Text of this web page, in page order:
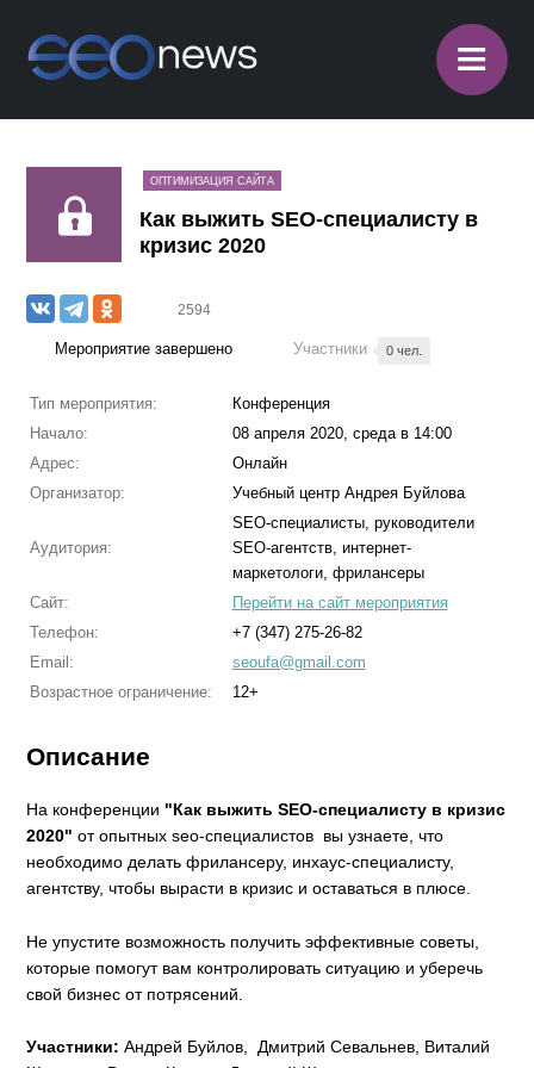
≡
ОПТИМИЗАЦИЯ САЙТА
Как выжить SEO-специалисту в
кризис 2020
2594
Мероприятие завершено Участники 0 чел.
Тип мероприятия:
Конференция
Начало:
08 апреля 2020, среда в 14:00
Адрес:
Онлайн
Организатор:
Учебный центр Андрея Буйлова
Аудитория:
SEO-специалисты, руководители
SEO-агентств, интернет-
маркетологи, фрилансеры
Сайт:
Перейти на сайт мероприятия
Телефон:
+7 (347) 275-26-82
Email:
seoufa@gmail.com
Возрастное ограничение:
12+
Описание
На конференции "Как выжить SEO-специалисту в кризис
2020"от опытных seo-специалистов вы узнаете, что
необходимо делать фрилансеру, инхаус-специалисту,
агентству, чтобы вырасти в кризис и оставаться в плюсе.
Не упустите возможность получить эффективные советы,
которые помогут вам контролировать ситуацию и уберечь
свой бизнес от потрясений.
Участники:Андрей Буйлов, Дмитрий Севальнев, Виталий